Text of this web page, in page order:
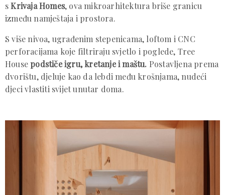
sKrivaja Homes, ova mikroarhitektura briše granicu
između namještaja i prostora.
S više nivoa, ugrađenim stepenicama, loftom i CNC
perforacijama koje filtriraju svjetlo i poglede, Tree
Housepodstiče igru, kretanje i maštu. Postavljena prema
dvorištu, djeluje kao da lebdi među krošnjama, nudeći
djeci vlastiti svijet unutar doma.